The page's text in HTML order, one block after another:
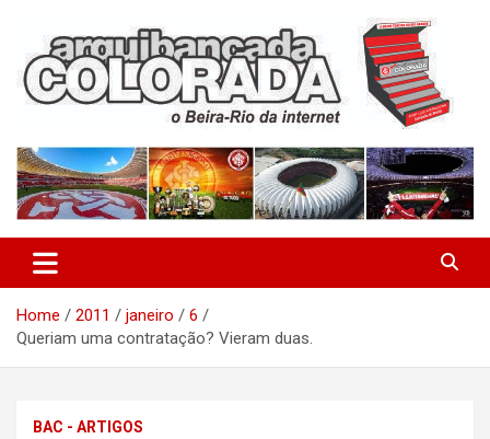
content
Arquibancada Colorada
Home 2011 janeiro
6
Queriam uma contratação? Vieram duas.
BAC - ARTIGOS